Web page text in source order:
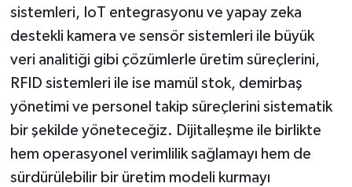
sistemleri, IoT entegrasyonu ve yapay zeka
destekli kamera ve sensör sistemleri ile büyük
veri analitiği gibi çözümlerle üretim süreçlerini,
RFID sistemleri ile ise mamül stok, demirbaş
yönetimi ve personel takip süreçlerini sistematik
bir şekilde yöneteceğiz. Dijitalleşme ile birlikte
hem operasyonel verimlilik sağlamayı hem de
sürdürülebilir bir üretim modeli kurmayı